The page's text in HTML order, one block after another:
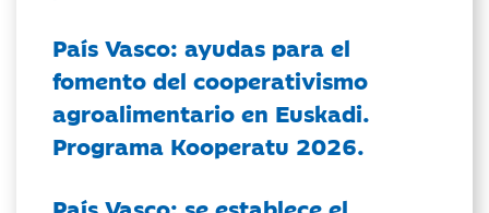
País Vasco: ayudas para el
fomento del cooperativismo
agroalimentario en Euskadi.
Programa Kooperatu 2026.